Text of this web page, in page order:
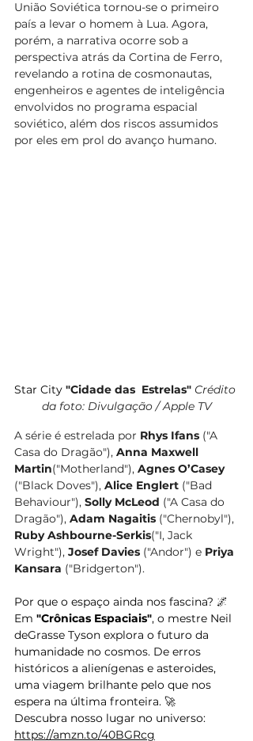
União Soviética tornou-se o primeiro
país a levar o homem à Lua. Agora,
porém, a narrativa ocorre sob a
perspectiva atrás da Cortina de Ferro,
revelando a rotina de cosmonautas,
engenheiros e agentes de inteligência
envolvidos no programa espacial
soviético, além dos riscos assumidos
por eles em prol do avanço humano.
Star City "Cidade das  Estrelas" Crédito
da foto: Divulgação / Apple TV
A série é estrelada por Rhys Ifans ("A
Casa do Dragão"), Anna Maxwell
Martin("Motherland"), Agnes O’Casey
("Black Doves"), Alice Englert ("Bad
Behaviour"), Solly McLeod ("A Casa do
Dragão"), Adam Nagaitis ("Chernobyl"),
Ruby Ashbourne-Serkis("I, Jack
Wright"), Josef Davies ("Andor") e Priya
Kansara ("Bridgerton").
Por que o espaço ainda nos fascina? 🌌
Em "Crônicas Espaciais", o mestre Neil
deGrasse Tyson explora o futuro da
humanidade no cosmos. De erros
históricos a alienígenas e asteroides,
uma viagem brilhante pelo que nos
espera na última fronteira. 🚀
Descubra nosso lugar no universo:
https://amzn.to/40BGRcg